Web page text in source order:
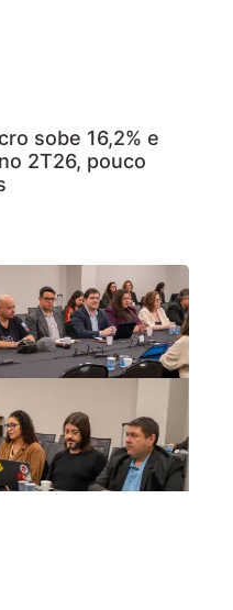
sobe 16,2% e
2T26, pouco